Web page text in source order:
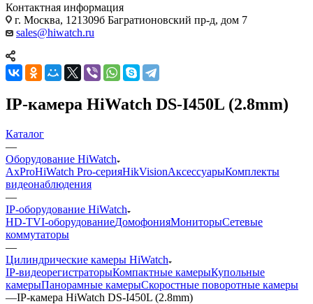
Контактная информация
г. Москва, 121309б Багратионовский пр-д, дом 7
sales@hiwatch.ru
IP-камера HiWatch DS-I450L (2.8mm)
Каталог
—
Оборудование HiWatch
AxProHiWatch Pro-серияHikVisionАксессуарыКомплекты
видеонаблюдения
—
IP-оборудование HiWatch
HD-TVI-оборудованиеДомофонияМониторыСетевые
коммутаторы
—
Цилиндрические камеры HiWatch
IP-видеорегистраторыКомпактные камерыКупольные
камерыПанорамные камерыСкоростные поворотные камеры
—IP-камера HiWatch DS-I450L (2.8mm)